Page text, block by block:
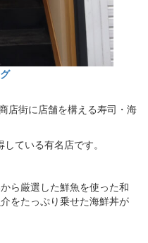
店街に店舗を構える寿司・海
ている有名店です。
ら厳選した鮮魚を使った和
をたっぷり乗せた海鮮丼が